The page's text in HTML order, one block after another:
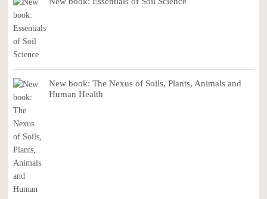
New book: The Nexus of Soils, Plants, Animals and
Human Health